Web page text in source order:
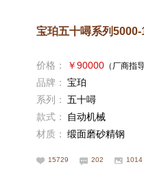
宝珀五十噚系列
价格： ￥90000（厂商指
品牌： 宝珀
系列： 五十噚
款式：
自动机械
材质： 缎面磨砂精钢
15729 202 1014